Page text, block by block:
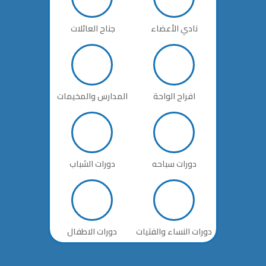
نادي الأعضاء جناح العائلات
افراح الواحة المدارس والمخيمات
دورات سباحه دورات الشباب
دورات النساء والفتيات دورات الاطفال